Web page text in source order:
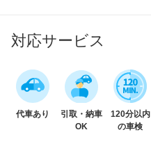
対応サービス
代車あり
引取・納車
OK
120分以内
の車検